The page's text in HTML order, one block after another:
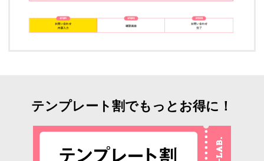
テンプレート割でもっとお得に！